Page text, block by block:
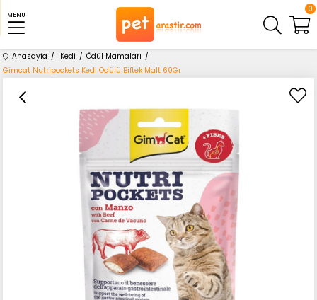
MENU
0
Anasayfa Kedi
Ödül Mamaları
Gimcat Nutripockets Kedi Ödülü Biftek Malt 60Gr